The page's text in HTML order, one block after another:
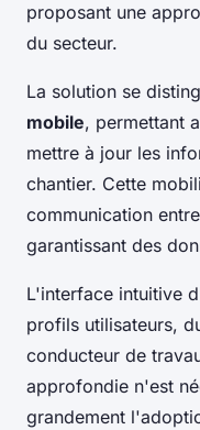
proposant une
du secteur.
La solution se
mobile, permettant
mettre à jour les
chantier. Cette
communication
garantissant des
L'interface intuitive
profils utilisateurs,
conducteur de
approfondie n'est
grandement